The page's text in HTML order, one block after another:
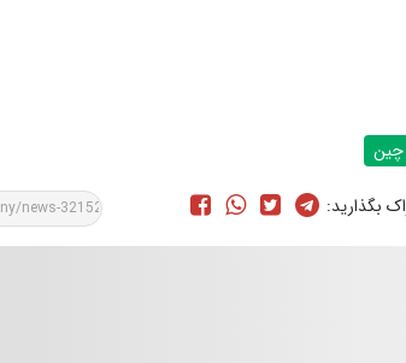
چین
بگذارید: